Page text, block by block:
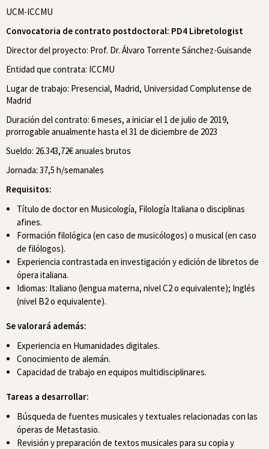
UCM-ICCMU
Convocatoria de contrato postdoctoral: PD4 Libretologist
Director del proyecto: Prof. Dr. Álvaro Torrente Sánchez-Guisande
Entidad que contrata: ICCMU
Lugar de trabajo: Presencial, Madrid, Universidad Complutense de
Madrid
Duración del contrato: 6 meses, a iniciar el 1 de julio de 2019,
prorrogable anualmente hasta el 31 de diciembre de 2023
Sueldo: 26.343,72€ anuales brutos
Jornada: 37,5 h/semanales
Requisitos:
Título de doctor en Musicología, Filología Italiana o disciplinas
afines.
Formación filológica (en caso de musicólogos) o musical (en caso
de filólogos).
Experiencia contrastada en investigación y edición de libretos de
ópera italiana.
Idiomas: Italiano (lengua materna, nivel C2 o equivalente); Inglés
(nivel B2 o equivalente).
Se valorará además:
Experiencia en Humanidades digitales.
Conocimiento de alemán.
Capacidad de trabajo en equipos multidisciplinares.
Tareas a desarrollar:
Búsqueda de fuentes musicales y textuales relacionadas con las
óperas de Metastasio.
Revisión y preparación de textos musicales para su copia y